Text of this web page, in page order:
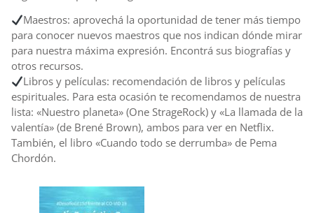
Maestros: aprovechá la oportunidad de tener más tiempo
para conocer nuevos maestros que nos indican dónde mirar
para nuestra máxima expresión. Encontrá sus biografías y
otros recursos.
Libros y películas: recomendación de libros y películas
espirituales. Para esta ocasión te recomendamos de nuestra
lista: «Nuestro planeta» (One StrageRock) y «La llamada de la
valentía» (de Brené Brown), ambos para ver en Netflix.
También, el libro «Cuando todo se derrumba» de Pema
Chordón.